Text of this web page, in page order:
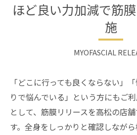
ほど良い力加減で筋
施
MYOFASCIAL
「どこに行っても良くならない」
りで悩んでいる」という方にもご
として、筋膜リリースを高松の店
す。全身をしっかりと確認しなが